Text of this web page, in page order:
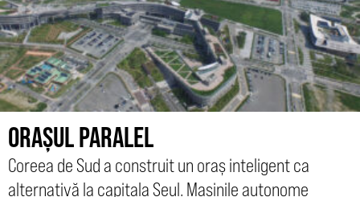
ORAȘUL PARALEL
Coreea de Sud a construit un oraș inteligent ca
alternativă la capitala Seul. Mașinile autonome